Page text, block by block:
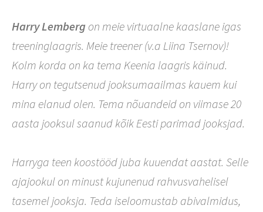
Harry Lemberg on meie virtuaalne kaaslane igas
treeninglaagris. Meie treener (v.a Liina Tsernov)!
Kolm korda on ka tema Keenia laagris käinud.
Harry on tegutsenud jooksumaailmas kauem kui
mina elanud olen. Tema nõuandeid on viimase 20
aasta jooksul saanud kõik Eesti parimad jooksjad.
Harryga teen koostööd juba kuuendat aastat. Selle
ajajookul on minust kujunenud rahvusvahelisel
tasemel jooksja. Teda iseloomustab abivalmidus,